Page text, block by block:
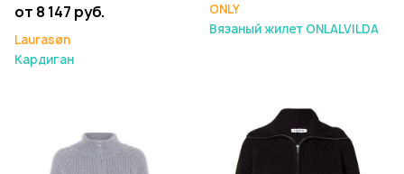
от 8 147 руб.
Laurasøn
Кардиган
ONLY
Вязаный жилет ONLALVILDA